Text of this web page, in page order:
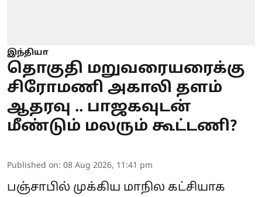
இந்தியா
தொகுதி மறுவரையரைக்கு
சிரோமணி அகாலி தளம்
ஆதரவு .. பாஜகவுடன்
மீண்டும் மலரும் கூட்டணி?
Published on: 08 Aug 2026, 11:41 pm
பஞ்சாபில் முக்கிய மாநில கட்சியாக